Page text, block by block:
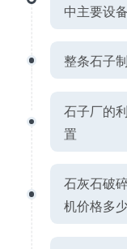
中主要设
整条石子
石子厂的
置
石灰石破
机价格多